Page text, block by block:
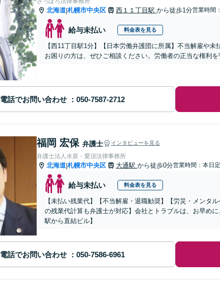
北海道|札幌市中央区 西１１丁目駅 から徒歩1分営業時間
給与未払い 料金表を見る
【西11丁目駅1分】【日本労働弁護団に所属】不当解雇や
お困りの方は、ぜひご相談ください。労働者の正当な権利を
電話でお問い合わせ
福岡 宏保 弁護士 インタビューを見る
弁護士法人水原・愛須法律事務所
北海道|札幌市中央区 大通駅 から徒歩0分営業時間：本日
給与未払い 料金表を見る
【未払い残業代】【不当解雇・退職勧奨】【労災・メンタ
の残業代計算も弁護士が対応】会社とトラブルは、お早め
駅から直結ビル】
電話でお問い合わせ